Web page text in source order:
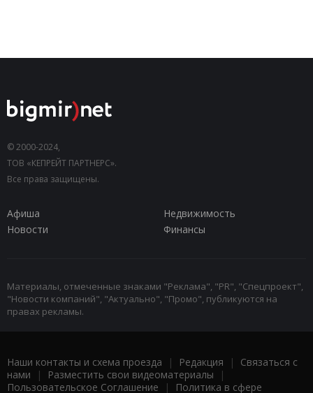
© 2000-2024,
ТОВ «КЕПРЕЙТ ПАРТНЕРС».
Все права защищены.
Афиша
Недвижимость
Новости
Финансы
Материалы, отмеченные знаками "Реклама", "PR", "Спецпроект",
"Новости компаний", "Актуально", "Промо", публикуются на
правах рекламы.
Наши контакты и схема проезда | Редакция | Связаться с
нами | Разместить свои видеоматериалы |
Пользовательское Соглашение | Политика в сфере